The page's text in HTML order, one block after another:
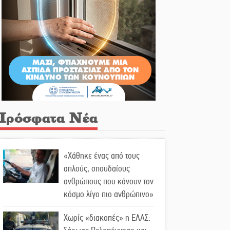
Νέα
«Χάθηκε ένας από τους
απλούς, σπουδαίους
ανθρώπους που κάνουν τον
κόσμο λίγο πιο ανθρώπινο»
Χωρίς «διακοπές» η ΕΛΑΣ: